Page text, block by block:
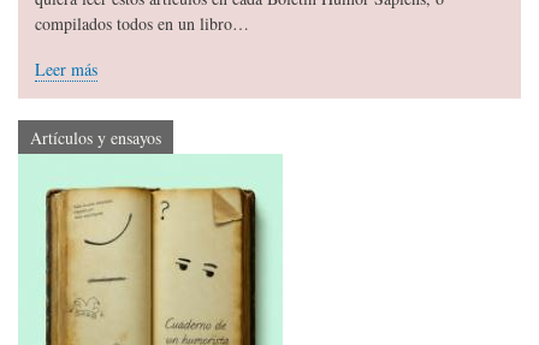
compilados todos en un libro…
Leer más
Artículos y ensayos